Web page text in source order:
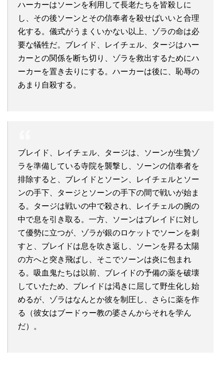
ハーカーはソーンを利用して長老たちを皆殺しに
し、その後ソーンとその信奉者を殺せばいいと合理
化する。儀式がうまくいかない以上、ゾラの命は必
要な犠牲だ。ブレイド、レイチェル、タージはハー
カーとの関係を断ち切り、ゾラを救出するためにハ
ーカーを置き去りにする。ハーカーは後に、恥辱の
あまり自殺する。
ブレイド、レイチェル、タージは、ソーンが生贄ゾ
ラを準備している寺院を襲撃し、ソーンの信奉者を
排除すると、ブレイドとソーン、レイチェルとソー
ンの手下、タージとソーンの手下の間で戦いが始ま
る。ター​​ジは戦いの中で殺され、レイチェルの腕の
中で息を引き取る。一方、ソーンはブレイドに対し
て優勢に立つが、ゾラが銀のロケットでソーンを刺
すと、ブレイドは息を吹き返し、ソーンを昇る太陽
の方へと突き飛ばし、そこでソーンは炎に包まれ
る。吸血鬼たちは以前、ブレイドの予備の薬を破壊
していたため、ブレイドは渇きに屈して野生化し始
めるが、ゾラはなんとか彼を制圧し、さらに薬を作
る（彼女はブードゥー教の婆さんからそれを学ん
だ）。